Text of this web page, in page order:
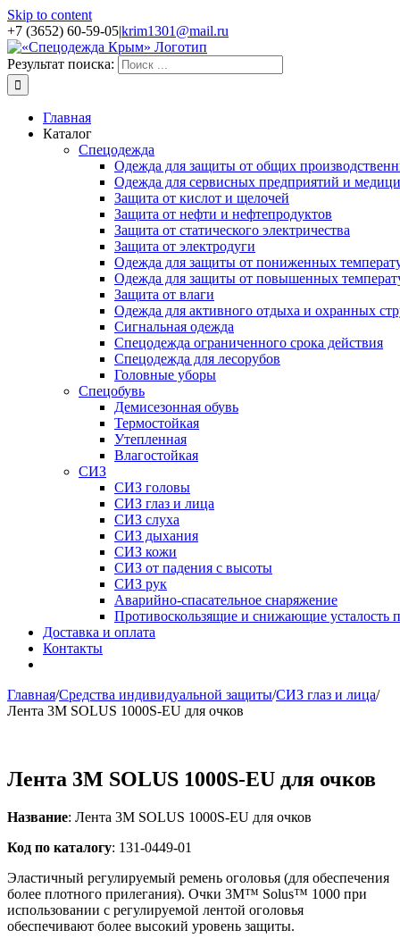
Skip to content
+7 (3652) 60-59-05|krim1301@mail.ru
Результат поиска:
Главная
Каталог
Спецодежда
Одежда для защиты от общих
Одежда для сервисных предприятий и
Защита от кислот и щелочей
Защита от нефти и нефтепродуктов
Защита от статического электричества
Защита от электродуги
Одежда для защиты от пониженных
Одежда для защиты от повышенных
Защита от влаги
Одежда для активного отдыха и охранных
Сигнальная одежда
Спецодежда ограниченного срока действия
Спецодежда для лесорубов
Головные уборы
Спецобувь
Демисезонная обувь
Термостойкая
Утепленная
Влагостойкая
СИЗ
СИЗ головы
СИЗ глаз и лица
СИЗ слуха
СИЗ дыхания
СИЗ кожи
СИЗ от падения с высоты
СИЗ рук
Аварийно-спасательное снаряжение
Противоскользящие и снижающие усталость
Доставка и оплата
Контакты
Главная/Средства индивидуальной защиты/СИЗ глаз и лица/
Лента 3M SOLUS 1000S-EU для очков
Лента 3M SOLUS 1000S-EU для очков
Название: Лента 3M SOLUS 1000S-EU для очков
Код по каталогу: 131-0449-01
Эластичный регулируемый ремень оголовья (для обеспечения
более плотного прилегания). Очки 3M™ Solus™ 1000 при
использовании с регулируемой лентой оголовья
обеспечивают более высокий уровень защиты.